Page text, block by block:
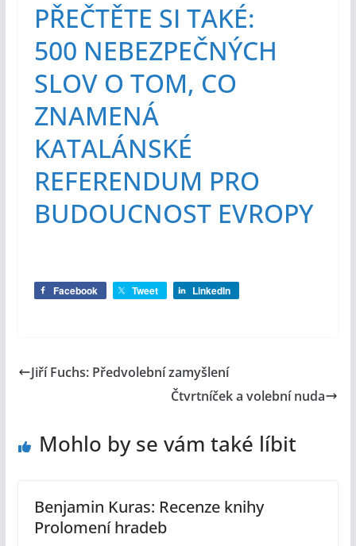
PŘEČTĚTE SI TAKÉ:
500 NEBEZPEČNÝCH
SLOV O TOM, CO
ZNAMENÁ
KATALÁNSKÉ
REFERENDUM PRO
BUDOUCNOST EVROPY
Facebook Tweet LinkedIn
Jiří Fuchs: Předvolební zamyšlení
Čtvrtníček a volební nuda
Mohlo by se vám také líbit
Benjamin Kuras: Recenze knihy
Prolomení hradeb